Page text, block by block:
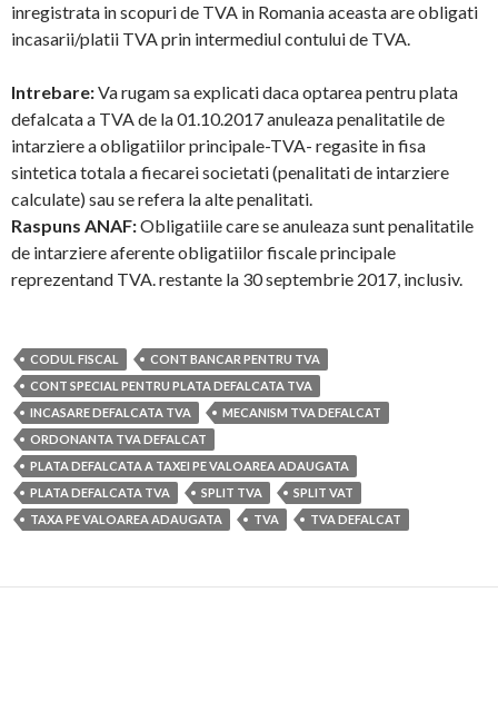
inregistrata in scopuri de TVA in Romania aceasta are obligati
incasarii/platii TVA prin intermediul contului de TVA.
Intrebare:Va rugam sa explicati daca optarea pentru plata
defalcata a TVA de la 01.10.2017 anuleaza penalitatile de
intarziere a obligatiilor principale-TVA- regasite in fisa
sintetica totala a fiecarei societati (penalitati de intarziere
calculate) sau se refera la alte penalitati.
Raspuns ANAF:Obligatiile care se anuleaza sunt penalitatile
de intarziere aferente obligatiilor fiscale principale
reprezentand TVA. restante la 30 septembrie 2017, inclusiv.
CODUL FISCAL
CONT BANCAR PENTRU TVA
CONT SPECIAL PENTRU PLATA DEFALCATA TVA
INCASARE DEFALCATA TVA
MECANISM TVA DEFALCAT
ORDONANTA TVA DEFALCAT
PLATA DEFALCATA A TAXEI PE VALOAREA ADAUGATA
PLATA DEFALCATA TVA
SPLIT TVA
SPLIT VAT
TAXA PE VALOAREA ADAUGATA
TVA TVA DEFALCAT